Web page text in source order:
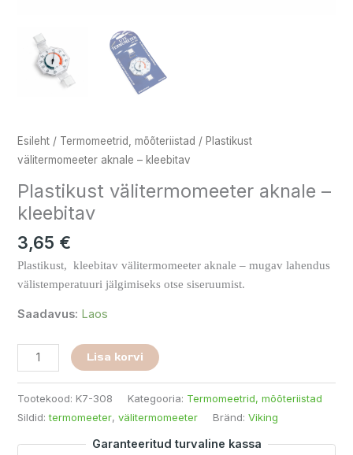
Esileht / Termomeetrid, mõõteriistad / Plastikust
välitermomeeter aknale – kleebitav
Plastikust välitermomeeter aknale –
kleebitav
3,65 €
Plastikust, kleebitav välitermomeeter aknale – mugav lahendus
välistemperatuuri jälgimiseks otse siseruumist.
Saadavus: Laos
Lisa korvi
Tootekood: K7-308 Kategooria: Termomeetrid, mõõteriistad
Sildid:termomeeter,välitermomeeter Bränd:Viking
Garanteeritud turvaline kassa